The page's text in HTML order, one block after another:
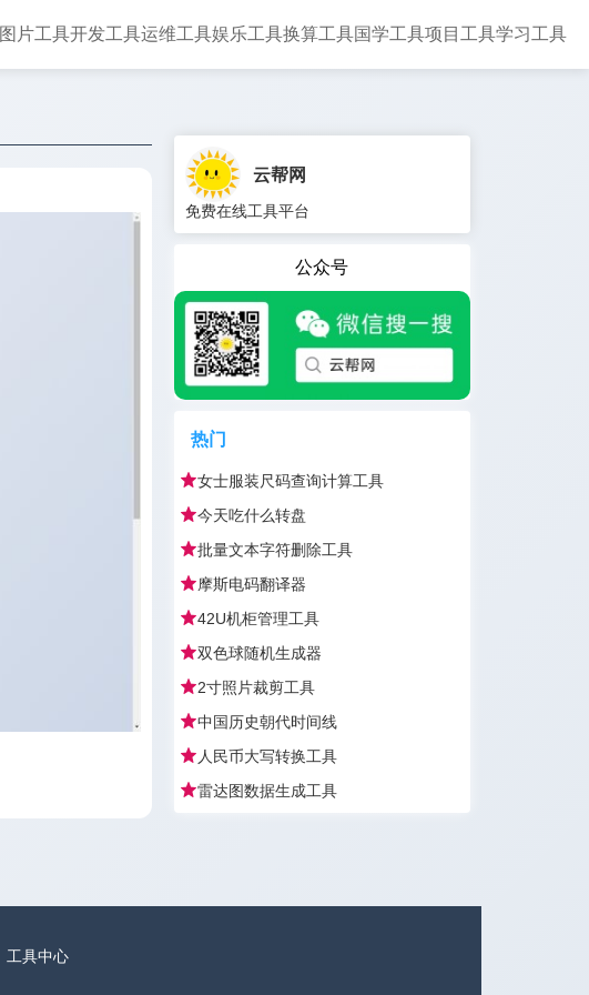
图片工具开发工具运维工具娱乐工具换算工具国学工具项目工具学习工具
云帮网
免费在线工具平台
公众号
热门
女士服装尺码查询计算工具
今天吃什么转盘
批量文本字符删除工具
摩斯电码翻译器
42U机柜管理工具
双色球随机生成器
2寸照片裁剪工具
中国历史朝代时间线
人民币大写转换工具
雷达图数据生成工具
工具中心